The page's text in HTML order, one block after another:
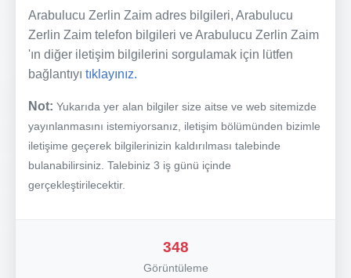
Arabulucu Zerlin Zaim adres bilgileri, Arabulucu
Zerlin Zaim telefon bilgileri ve Arabulucu Zerlin Zaim
'ın diğer iletişim bilgilerini sorgulamak için lütfen
bağlantıyı tıklayınız.
Not: Yukarıda yer alan bilgiler size aitse ve web sitemizde
yayınlanmasını istemiyorsanız, iletişim bölümünden bizimle
iletişime geçerek bilgilerinizin kaldırılması talebinde
bulanabilirsiniz. Talebiniz 3 iş günü içinde
gerçekleştirilecektir.
348
Görüntüleme